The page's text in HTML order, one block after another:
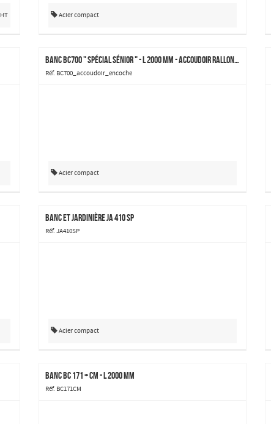
HT Acier compact
Banc BC700 " spécial sénior " - L 2000 mm - accoudoir rallongé avec encoche
Réf. BC700_accoudoir_encoche
Acier compact
Banc et jardinière JA 410 SP
Réf. JA410SP
Acier compact
Banc BC 171 + CM - L 2000 mm
Réf. BC171CM